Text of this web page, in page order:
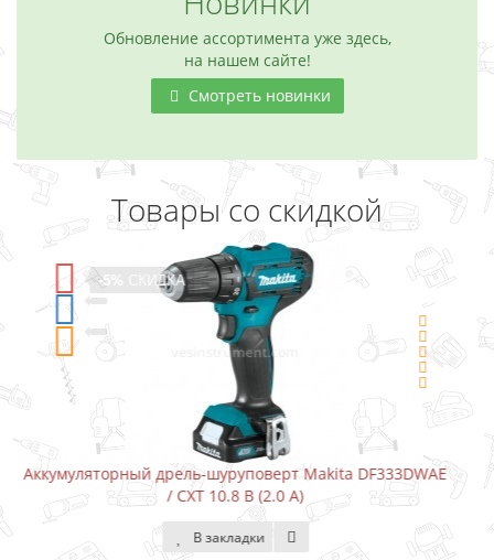
Обновление ассортимента уже здесь,
на нашем сайте!
Смотреть новинки
Товары со скидкой
DF333DWAE
-5%СКИДКА
Аккумуляторный шуруповерт-отвертка